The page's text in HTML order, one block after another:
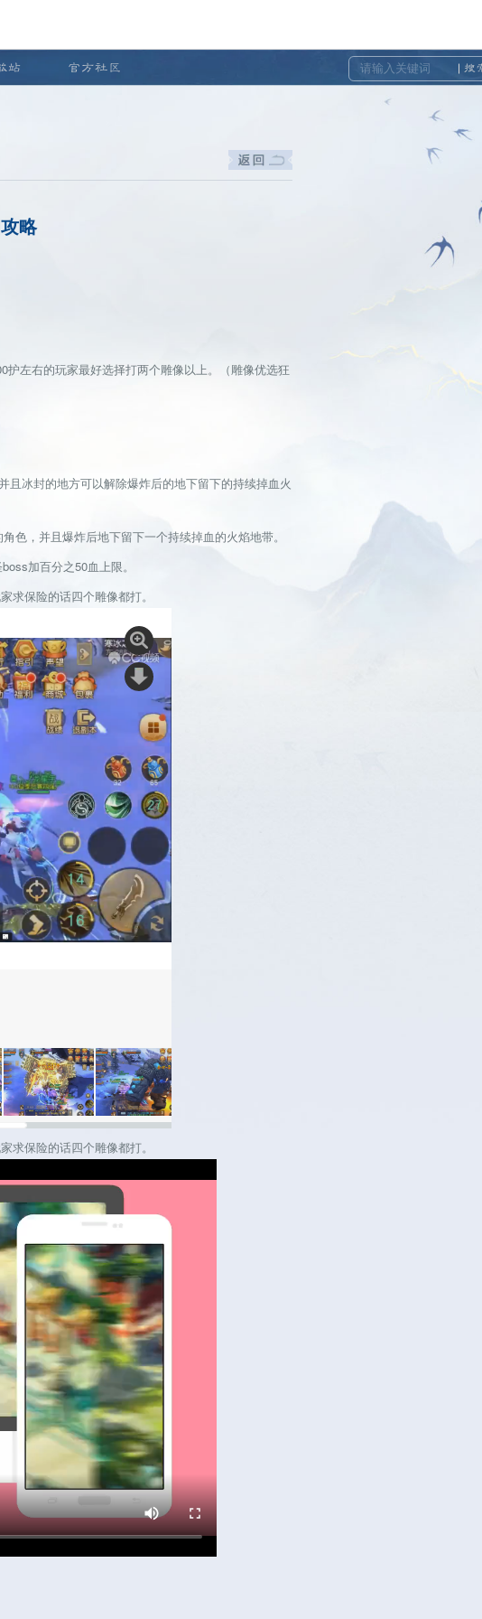
站 官方社区 搜
略
护左右的玩家最好选择打两个雕像以上。（雕像优选狂
冰封的地方可以解除爆炸后的地下留下的持续掉血火
，并且爆炸后地下留下一个持续掉血的火焰地带。
加百分之50血上限。
保险的话四个雕像都打。
保险的话四个雕像都打。